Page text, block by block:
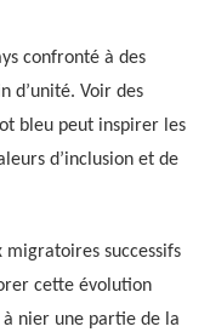
confronté à des
d’unité. Voir des
bleu peut inspirer les
d’inclusion et de
migratoires successifs
cette évolution
nier une partie de la